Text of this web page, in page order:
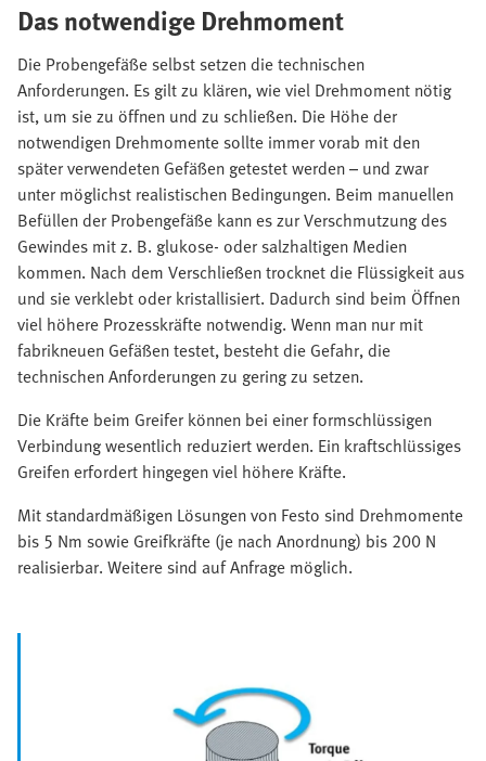
Das notwendige Drehmoment
Die Probengefäße selbst setzen die technischen
Anforderungen. Es gilt zu klären, wie viel Drehmoment nötig
ist, um sie zu öffnen und zu schließen. Die Höhe der
notwendigen Drehmomente sollte immer vorab mit den
später verwendeten Gefäßen getestet werden – und zwar
unter möglichst realistischen Bedingungen. Beim manuellen
Befüllen der Probengefäße kann es zur Verschmutzung des
Gewindes mit z. B. glukose- oder salzhaltigen Medien
kommen. Nach dem Verschließen trocknet die Flüssigkeit aus
und sie verklebt oder kristallisiert. Dadurch sind beim Öffnen
viel höhere Prozesskräfte notwendig. Wenn man nur mit
fabrikneuen Gefäßen testet, besteht die Gefahr, die
technischen Anforderungen zu gering zu setzen.
Die Kräfte beim Greifer können bei einer formschlüssigen
Verbindung wesentlich reduziert werden. Ein kraftschlüssiges
Greifen erfordert hingegen viel höhere Kräfte.
Mit standardmäßigen Lösungen von Festo sind Drehmomente
bis 5 Nm sowie Greifkräfte (je nach Anordnung) bis 200 N
realisierbar. Weitere sind auf Anfrage möglich.